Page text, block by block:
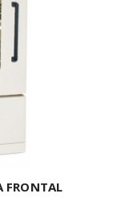
FRONTAL